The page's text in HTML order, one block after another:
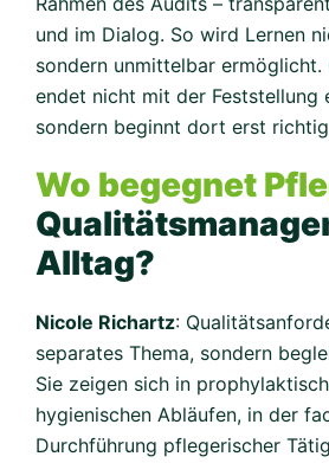
und im Dialog. So wird Lernen
sondern unmittelbar ermöglicht.
endet nicht mit der Feststellung
sondern beginnt dort erst
Wo begegnet
Alltag?
Nicole Richartz:
separates Thema, sondern
Sie zeigen sich in
hygienischen Abläufen, in der
Durchführung pflegerischer